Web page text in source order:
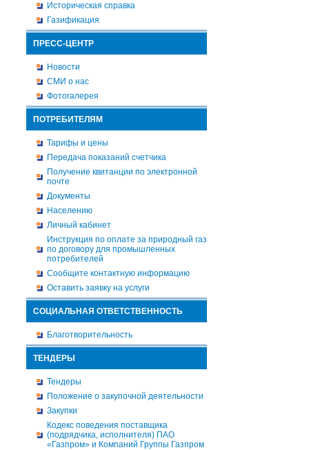
Историческая справка
Газификация
ПРЕСС-ЦЕНТР
Новости
СМИ о нас
Фотогалерея
ПОТРЕБИТЕЛЯМ
Тарифы и цены
Передача показаний счетчика
Получение квитанции по электронной
почте
Документы
Населению
Личный кабинет
Инструкция по оплате за природный газ
по договору для промышленных
потребителей
Сообщите контактную информацию
Оставить заявку на услуги
СОЦИАЛЬНАЯ ОТВЕТСТВЕННОСТЬ
Благотворительность
ТЕНДЕРЫ
Тендеры
Положение о закупочной деятельности
Закупки
Кодекс поведения поставщика
(подрядчика, исполнителя) ПАО
«Газпром» и Компаний Группы Газпром